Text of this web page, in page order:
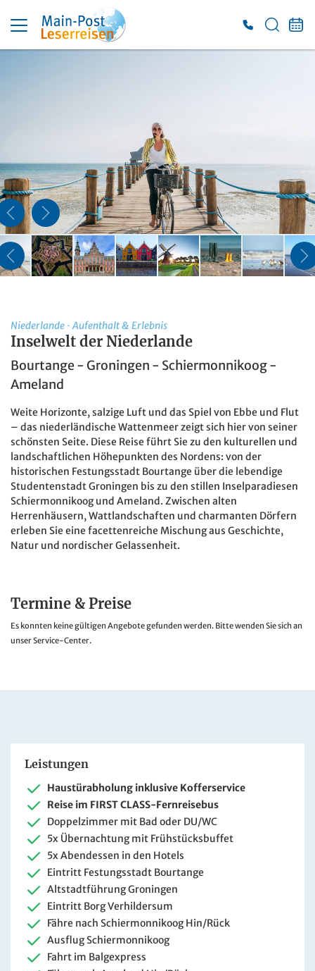
Niederlande ·Aufenthalt & Erlebnis
Inselwelt der Niederlande
Bourtange - Groningen - Schiermonnikoog -
Ameland
Weite Horizonte, salzige Luft und das Spiel von Ebbe und Flut
– das niederländische Wattenmeer zeigt sich hier von seiner
schönsten Seite. Diese Reise führt Sie zu den kulturellen und
landschaftlichen Höhepunkten des Nordens: von der
historischen Festungsstadt Bourtange über die lebendige
Studentenstadt Groningen bis zu den stillen Inselparadiesen
Schiermonnikoog und Ameland. Zwischen alten
Herrenhäusern, Wattlandschaften und charmanten Dörfern
erleben Sie eine facettenreiche Mischung aus Geschichte,
Natur und nordischer Gelassenheit.
Termine & Preise
Es konnten keine gültigen Angebote gefunden werden. Bitte wenden Sie sich an
unser Service-Center.
Leistungen
Haustürabholung inklusive Kofferservice
Reise im FIRST CLASS-Fernreisebus
Doppelzimmer mit Bad oder DU/WC
5x Übernachtung mit Frühstücksbuffet
5x Abendessen in den Hotels
Eintritt Festungsstadt Bourtange
Altstadtführung Groningen
Eintritt Borg Verhildersum
Fähre nach Schiermonnikoog Hin/Rück
Ausflug Schiermonnikoog
Fahrt im Balgexpress